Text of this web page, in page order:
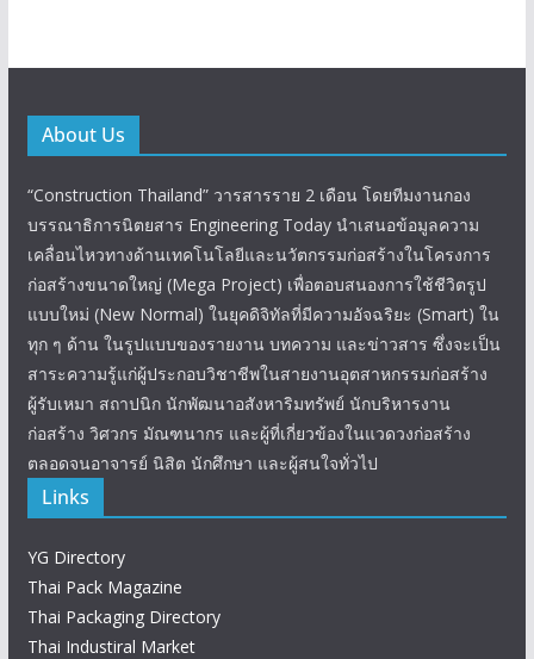
About Us
“Construction Thailand” วารสารราย 2 เดือน โดยทีมงานกอง
บรรณาธิการนิตยสาร Engineering Today นำเสนอข้อมูลความ
เคลื่อนไหวทางด้านเทคโนโลยีและนวัตกรรมก่อสร้างในโครงการ
ก่อสร้างขนาดใหญ่ (Mega Project) เพื่อตอบสนองการใช้ชีวิตรูป
แบบใหม่ (New Normal) ในยุคดิจิทัลที่มีความอัจฉริยะ (Smart) ใน
ทุก ๆ ด้าน ในรูปแบบของรายงาน บทความ และข่าวสาร ซึ่งจะเป็น
สาระความรู้แก่ผู้ประกอบวิชาชีพในสายงานอุตสาหกรรมก่อสร้าง
ผู้รับเหมา สถาปนิก นักพัฒนาอสังหาริมทรัพย์ นักบริหารงาน
ก่อสร้าง วิศวกร มัณฑนากร และผู้ที่เกี่ยวข้องในแวดวงก่อสร้าง
ตลอดจนอาจารย์ นิสิต นักศึกษา และผู้สนใจทั่วไป
Links
YG Directory
Thai Pack Magazine
Thai Packaging Directory
Thai Industiral Market